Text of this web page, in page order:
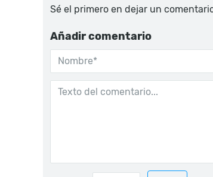
Sé el primero en dejar un
Añadir comentario